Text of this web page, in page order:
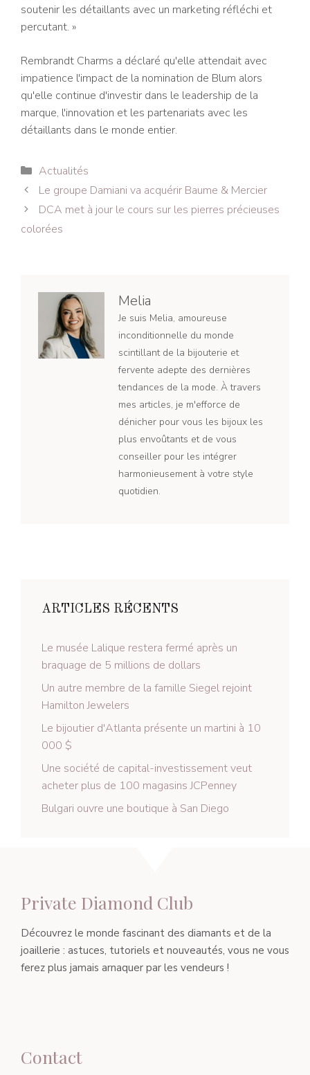
soutenir les détaillants avec un marketing réfléchi et
percutant. »
Rembrandt Charms a déclaré qu'elle attendait avec
impatience l'impact de la nomination de Blum alors
qu'elle continue d'investir dans le leadership de la
marque, l'innovation et les partenariats avec les
détaillants dans le monde entier.
Catégories
Actualités
Navigation
des
articles
Le groupe Damiani va acquérir Baume & Mercier
DCA met à jour le cours sur les pierres précieuses
colorées
Melia
Je suis Melia, amoureuse
inconditionnelle du monde
scintillant de la bijouterie et
fervente adepte des dernières
tendances de la mode. À travers
mes articles, je m'efforce de
dénicher pour vous les bijoux les
plus envoûtants et de vous
conseiller pour les intégrer
harmonieusement à votre style
quotidien.
ARTICLES RÉCENTS
Le musée Lalique restera fermé après un
braquage de 5 millions de dollars
Un autre membre de la famille Siegel rejoint
Hamilton Jewelers
Le bijoutier d'Atlanta présente un martini à 10
000 $
Une société de capital-investissement veut
acheter plus de 100 magasins JCPenney
Bulgari ouvre une boutique à San Diego
Private Diamond Club
Découvrez le monde fascinant des diamants et de la
joaillerie : astuces, tutoriels et nouveautés, vous ne vous
ferez plus jamais arnaquer par les vendeurs !
Contact